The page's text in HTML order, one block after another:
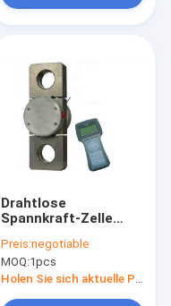
Drahtlose
Spannkraft-Zelle
Anzeige
Preis:negotiable
MOQ:1pcs
Holen Sie sich aktuelle Preis